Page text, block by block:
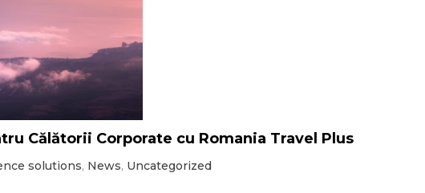
Călătorii Corporate cu Romania Travel Plus
solutions, News, Uncategorized